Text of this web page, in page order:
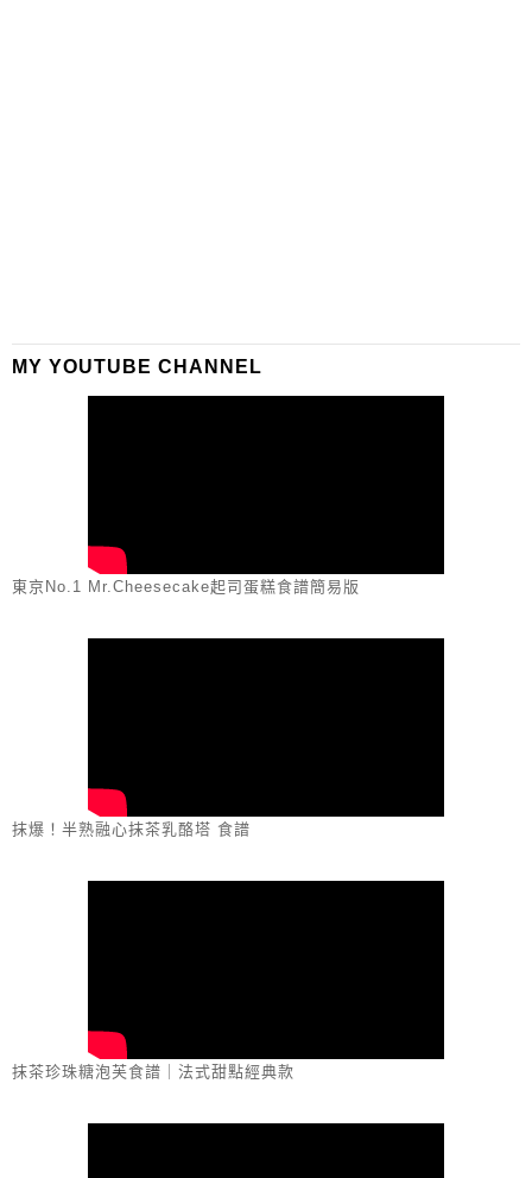
MY YOUTUBE CHANNEL
東京No.1 Mr.Cheesecake起司蛋糕食譜簡易版
抹爆！半熟融心抹茶乳酪塔 食譜
抹茶珍珠糖泡芙食譜｜法式甜點經典款